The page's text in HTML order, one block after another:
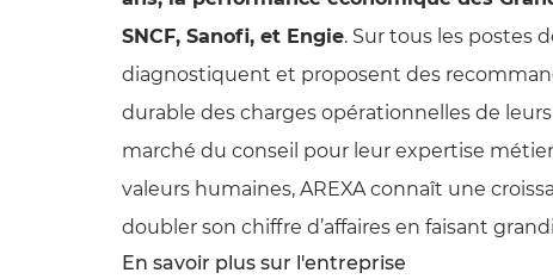
SNCF, Sanofi, et Engie. Sur tous les postes
diagnostiquent et proposent des
durable des charges opérationnelles de
marché du conseil pour leur expertise
valeurs humaines, AREXA connaît une
doubler son chiffre d’affaires en faisant
En savoir plus sur l'entreprise